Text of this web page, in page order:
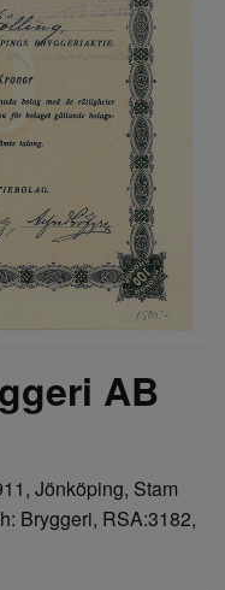
AB
Jönköping, Stam
Bryggeri, RSA:3182,